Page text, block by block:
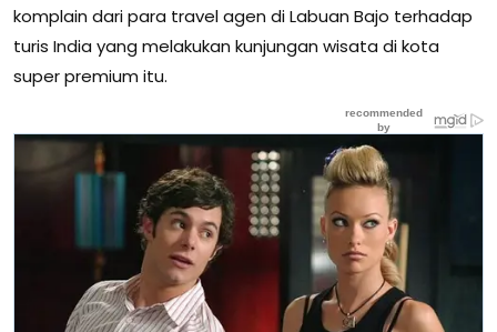
komplain dari para travel agen di Labuan Bajo terhadap
turis India yang melakukan kunjungan wisata di kota
super premium itu.